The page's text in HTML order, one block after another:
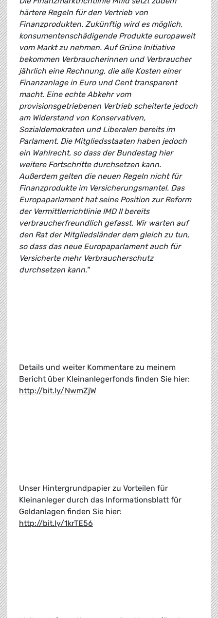
härtere Regeln für den Vertrieb von
Finanzprodukten. Zukünftig wird es möglich,
konsumentenschädigende Produkte europaweit
vom Markt zu nehmen. Auf Grüne Initiative
bekommen Verbraucherinnen und Verbraucher
jährlich eine Rechnung, die alle Kosten einer
Finanzanlage in Euro und Cent transparent
macht. Eine echte Abkehr vom
provisionsgetriebenen Vertrieb scheiterte jedoch
am Widerstand von Konservativen,
Sozialdemokraten und Liberalen bereits im
Parlament. Die Mitgliedsstaaten haben jedoch
ein Wahlrecht, so dass der Bundestag hier
weitere Fortschritte durchsetzen kann.
Außerdem gelten die neuen Regeln nicht für
Finanzprodukte im Versicherungsmantel. Das
Europaparlament hat seine Position zur Reform
der Vermittlerrichtlinie IMD II bereits
verbraucherfreundlich gefasst. Wir warten auf
den Rat der Mitgliedsländer dem gleich zu tun,
so dass das neue Europaparlament auch für
Versicherte mehr Verbraucherschutz
durchsetzen kann."
Details und weiter Kommentare zu meinem
Bericht über Kleinanlegerfonds finden Sie hier:
http://bit.ly/NwmZjW
Unser Hintergrundpapier zu Vorteilen für
Kleinanleger durch das Informationsblatt für
Geldanlagen finden Sie hier:
http://bit.ly/1krTE56